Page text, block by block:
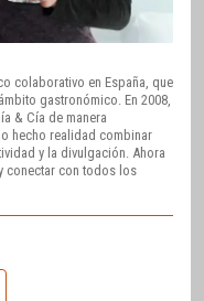
colaborativo en España, que
gastronómico. En 2008,
& Cía de manera
hecho realidad combinar
y la divulgación. Ahora
conectar con todos los